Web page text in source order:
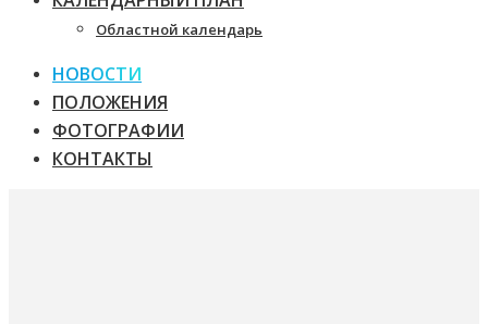
Областной календарь
НОВОСТИ
ПОЛОЖЕНИЯ
ФОТОГРАФИИ
КОНТАКТЫ